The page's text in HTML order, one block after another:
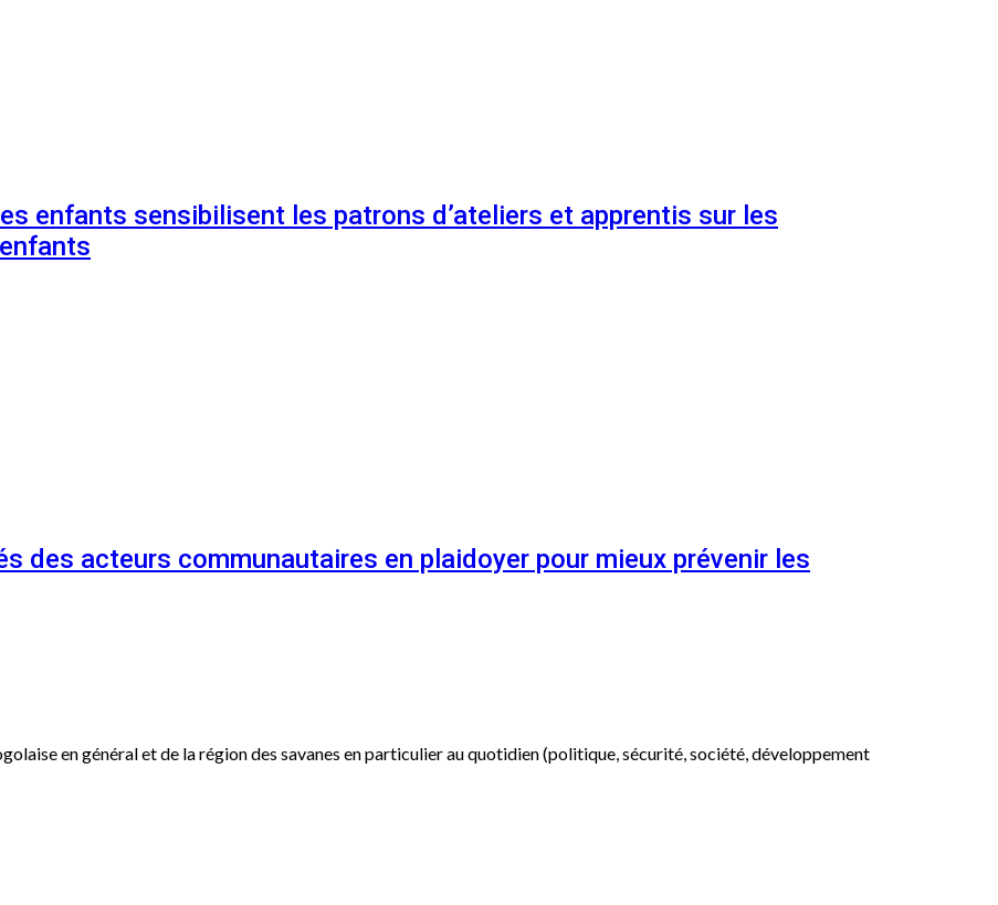
enfants sensibilisent les patrons d’ateliers et apprentis sur les
des acteurs communautaires en plaidoyer pour mieux prévenir les
en général et de la région des savanes en particulier au quotidien (politique, sécurité, société, développement